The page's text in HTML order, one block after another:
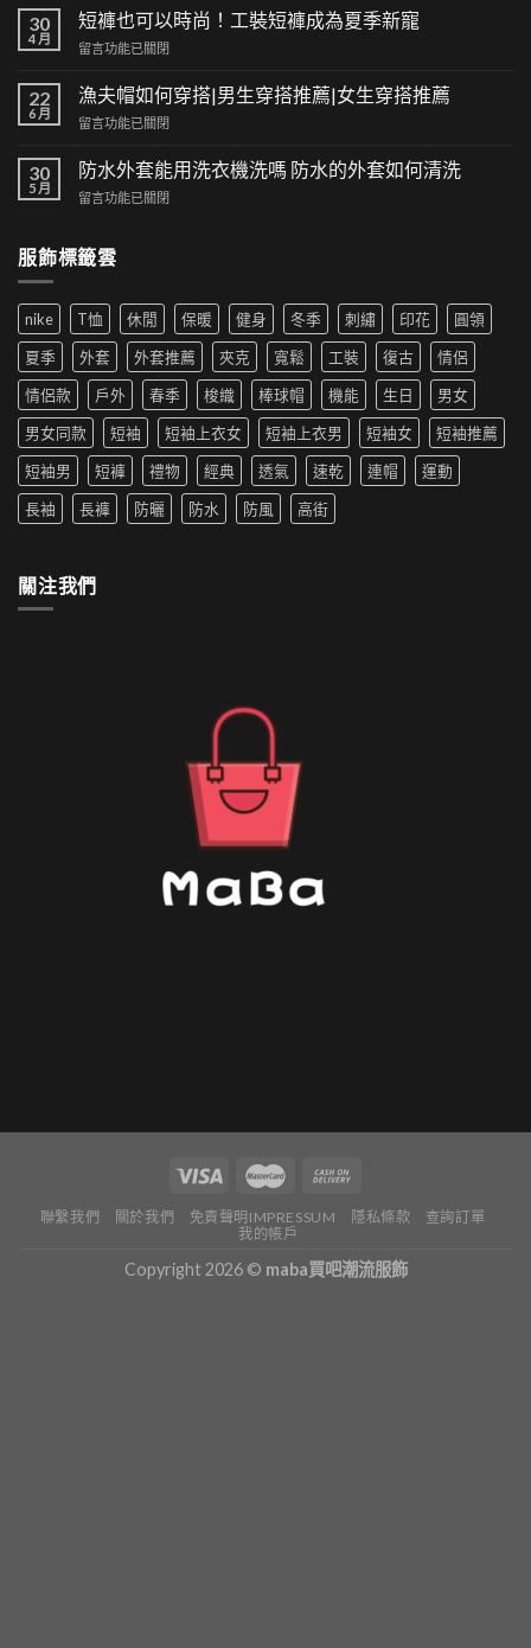
典
與
潮
的
交
集：
街
風
來
尚
革
新〉
中
30
4 月
短褲也可以時尚！工裝短褲成為夏季新寵
在
褲
也
可
時
尚！
工
短
褲
為
夏
季
新
寵〉
中
留言功能已關閉
22
6 月
漁夫帽如何穿搭|男生穿搭推薦|女生穿搭推薦
在
夫
帽
如
搭|
生
穿
搭
推
薦|
女
生
穿
推
薦〉
中
留言功能已關閉
30
5 月
防水外套能用洗衣機洗嗎 防水的外套如何清洗
在
外
用
洗
衣
機
嗎
防
水
外
套
清
洗〉
留言功能已關閉
服飾標籤雲
nike T恤 休閒 保暖 健身 冬季 刺繡 印花
圓領
夏季
外套 外套推薦 夾克 寬鬆 工裝 復古
情侶
情侶款
戶外 春季 梭織 棒球帽 機能 生日
男女
男女同款
短袖 短袖上衣女 短袖上衣男 短袖女
短袖推薦
短袖男
短褲 禮物 經典 透氣 速乾 連帽
運動
長袖
長褲 防曬 防水 防風 高街
關注我們
聯繫我們 關於我們 免責聲明IMPRESSUM 隱私條款
查詢訂單
我的帳戶
Copyright 2026 © maba買吧潮流服飾